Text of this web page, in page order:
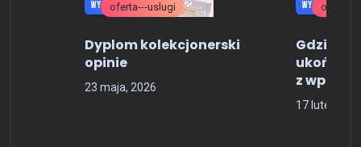
oferta---uslugi
Dyplom kolekcjonerski
opinie
23 maja, 2026
Gdzie
z wpisem
17 lutego,